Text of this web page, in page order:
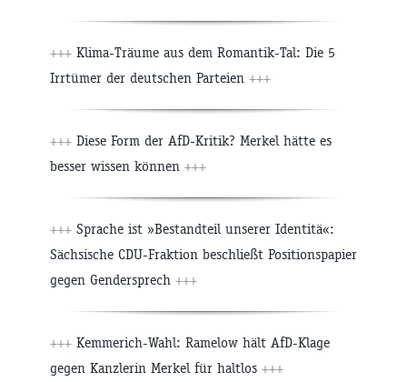
+++ Klima-Träume aus dem Romantik-Tal: Die 5
Irrtümer der deutschen Parteien +++
+++ Diese Form der AfD-Kritik? Merkel hätte es
besser wissen können +++
+++ Sprache ist »Bestandteil unserer Identitä«:
Sächsische CDU-Fraktion beschließt Positionspapier
gegen Gendersprech +++
+++ Kemmerich-Wahl: Ramelow hält AfD-Klage
gegen Kanzlerin Merkel für haltlos +++